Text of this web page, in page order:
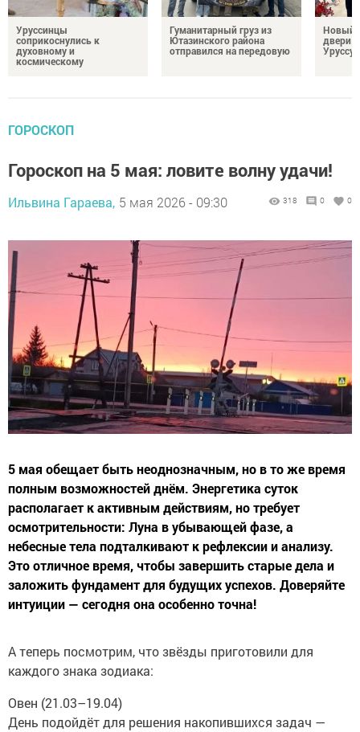
Уруссинцы
соприкоснулись к
духовному и
космическому
Гуманитарный груз из
Ютазинского района
отправился на передовую
Новый
двери
Уруссу
ГОРОСКОП
Гороскоп на 5 мая: ловите волну удачи!
Ильвина Гараева, 5 мая 2026 - 09:30 318 0 0
5 мая обещает быть неоднозначным, но в то же время
полным возможностей днём. Энергетика суток
располагает к активным действиям, но требует
осмотрительности: Луна в убывающей фазе, а
небесные тела подталкивают к рефлексии и анализу.
Это отличное время, чтобы завершить старые дела и
заложить фундамент для будущих успехов. Доверяйте
интуиции — сегодня она особенно точна!
А теперь посмотрим, что звёзды приготовили для
каждого знака зодиака:
Овен (21.03–19.04)
День подойдёт для решения накопившихся задач —